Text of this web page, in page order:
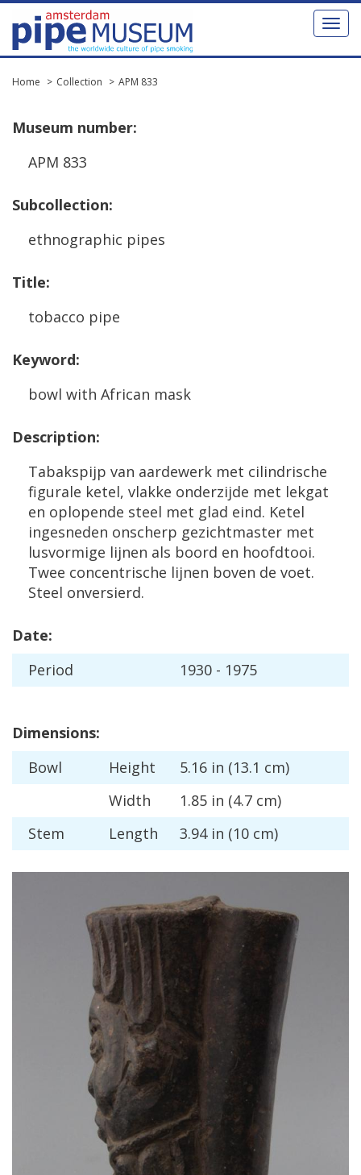
Toggle
Home Collection APM 833
Museum number:
APM 833
Subcollection:
ethnographic pipes
Title:
tobacco pipe
Keyword:
bowl with African mask
Description:
Tabakspijp van aardewerk met cilindrische
figurale ketel, vlakke onderzijde met lekgat
en oplopende steel met glad eind. Ketel
ingesneden onscherp gezichtmaster met
lusvormige lijnen als boord en hoofdtooi.
Twee concentrische lijnen boven de voet.
Steel onversierd.
Date:
Period
1930 - 1975
Dimensions:
Bowl
Height 5.16 in (13.1 cm)
Width
1.85 in (4.7 cm)
Stem
Length 3.94 in (10 cm)